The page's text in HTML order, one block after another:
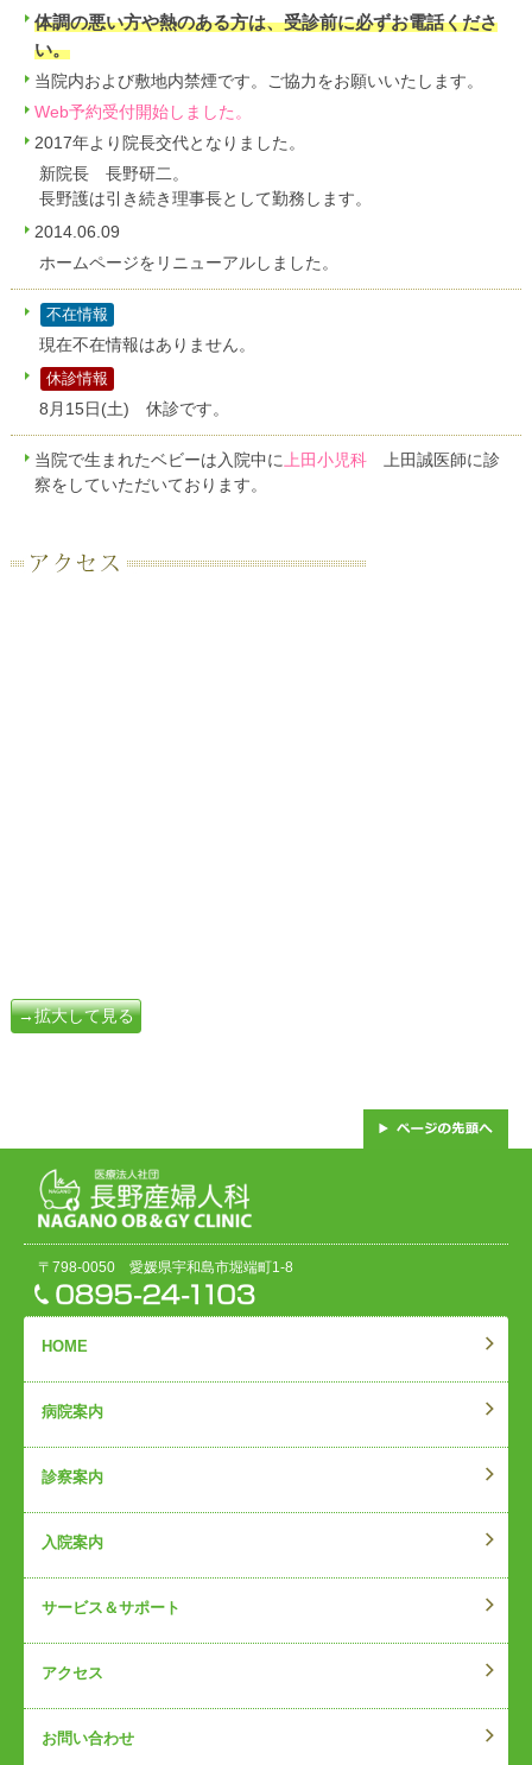
体調の悪い方や熱のある方は、受診前に必ずお電話くださ
い。
当院内および敷地内禁煙です。ご協力をお願いいたします。
Web予約受付開始しました。
2017年より院長交代となりました。
新院長 長野研二。
長野護は引き続き理事長として勤務します。
2014.06.09
ホームページをリニューアルしました。
不在情報
現在不在情報はありません。
休診情報
8月15日(土) 休診です。
当院で生まれたベビーは入院中に 上田小児科上田誠医師に診
察をしていただいております。
→拡大して見る
〒798-0050 愛媛県宇和島市堀端町1-8
HOME
病院案内
診察案内
入院案内
サービス＆サポート
アクセス
お問い合わせ